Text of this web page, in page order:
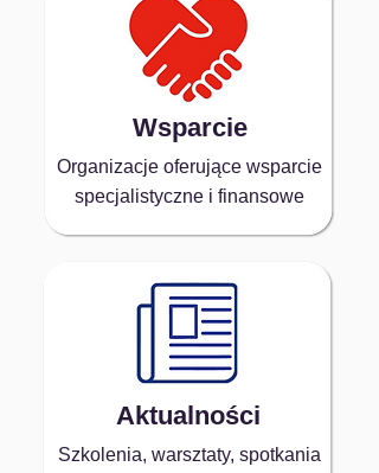
Wsparcie
Organizacje oferujące wsparcie
specjalistyczne i finansowe
Aktualności
Szkolenia, warsztaty, spotkania